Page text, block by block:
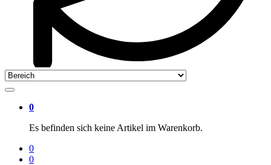
0
Es befinden sich keine Artikel im Warenkorb.
0
0